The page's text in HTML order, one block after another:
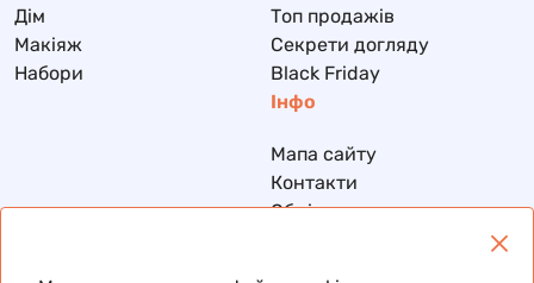
Дім
Макіяж
Набори
Топ продажів
Секрети догляду
Black Friday
Інфо
Мапа сайту
Контакти
Обмін та повернення